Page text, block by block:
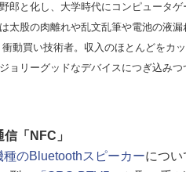
郎と化し、大学時代にコンピュータ
太股の肉離れや乱文乱筆や電池の液
動買い技術者。収入のほとんどをカ
ョリーグッドなデバイスにつぎ込みつ
「NFC」
種のBluetoothスピーカーにつ